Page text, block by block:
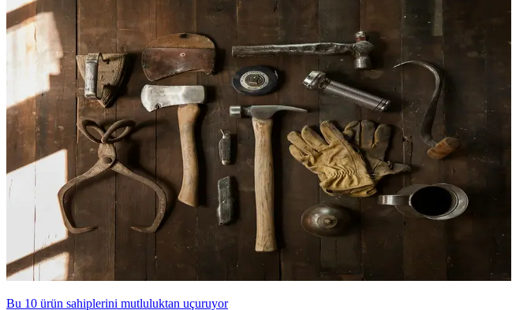
Bu 10 ürün sahiplerini mutluluktan uçuruyor